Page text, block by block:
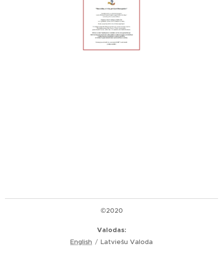
©2020
Valodas
English
Latviešu Valoda